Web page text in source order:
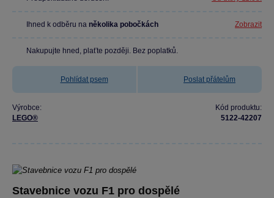
Ihned k odběru na několika pobočkách Zobrazit
Nakupujte hned, plaťte později. Bez poplatků.
Pohlídat psem Poslat přátelům
Výrobce:
LEGO®
Kód produktu:
5122-42207
Stavebnice vozu F1 pro dospělé